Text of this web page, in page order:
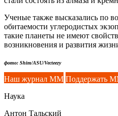
Ученые также высказались по
обитаемости углеродистых
такие планеты не имеют
возникновения и развития
фото: Shim/ASU/Vecteezy
Наш журнал ММ Поддержать
Наука
Антон Тальский